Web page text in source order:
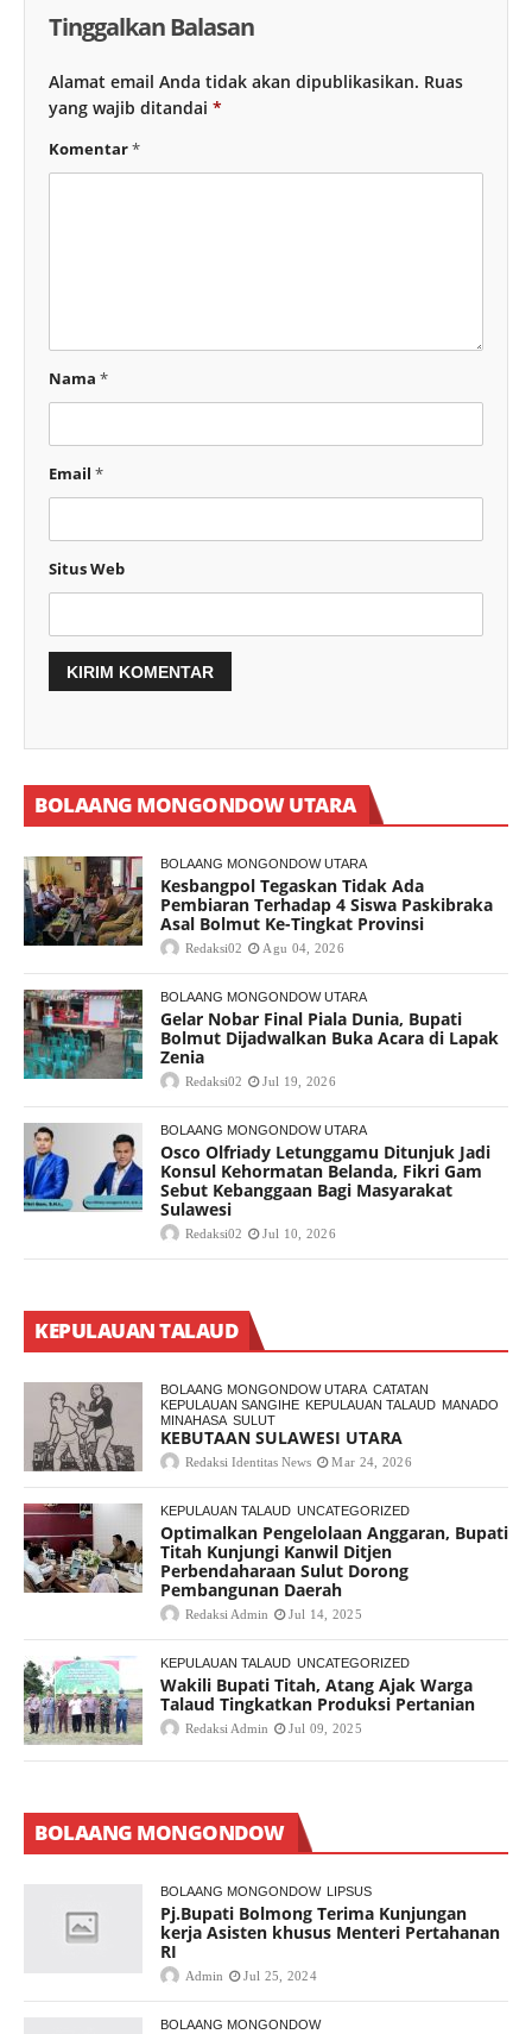
Tinggalkan Balasan
Alamat email Anda tidak akan dipublikasikan. Ruas
yang wajib ditandai *
Komentar*
Nama *
Email *
Situs Web
BOLAANG MONGONDOW UTARA
BOLAANG MONGONDOW UTARA
Kesbangpol Tegaskan Tidak Ada
Pembiaran Terhadap 4 Siswa Paskibraka
Asal Bolmut Ke-Tingkat Provinsi
Redaksi02 Agu 04, 2026
BOLAANG MONGONDOW UTARA
Gelar Nobar Final Piala Dunia, Bupati
Bolmut Dijadwalkan Buka Acara di Lapak
Zenia
Redaksi02 Jul 19, 2026
BOLAANG MONGONDOW UTARA
Osco Olfriady Letunggamu Ditunjuk Jadi
Konsul Kehormatan Belanda, Fikri Gam
Sebut Kebanggaan Bagi Masyarakat
Sulawesi
Redaksi02 Jul 10, 2026
KEPULAUAN TALAUD
BOLAANG MONGONDOW UTARA CATATAN
KEPULAUAN SANGIHE KEPULAUAN TALAUD MANADO
MINAHASA SULUT
KEBUTAAN SULAWESI UTARA
Redaksi Identitas News Mar 24, 2026
KEPULAUAN TALAUD UNCATEGORIZED
Optimalkan Pengelolaan Anggaran, Bupati
Titah Kunjungi Kanwil Ditjen
Perbendaharaan Sulut Dorong
Pembangunan Daerah
Redaksi Admin Jul 14, 2025
KEPULAUAN TALAUD UNCATEGORIZED
Wakili Bupati Titah, Atang Ajak Warga
Talaud Tingkatkan Produksi Pertanian
Redaksi Admin Jul 09, 2025
BOLAANG MONGONDOW
BOLAANG MONGONDOW LIPSUS
Pj.Bupati Bolmong Terima Kunjungan
kerja Asisten khusus Menteri Pertahanan
RI
Admin Jul 25, 2024
BOLAANG MONGONDOW